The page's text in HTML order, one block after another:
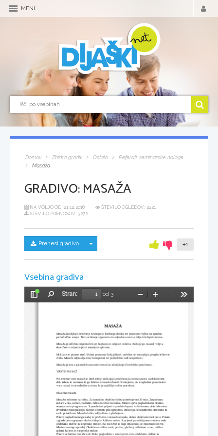
MENI
Domov Zbirka gradiv Ostalo
Referati, seminarske naloge
Masaža
GRADIVO:MASAŽA
NA VOLJO OD: 21.12.2018
ŠTEVILO OGLEDOV: 2221
ŠTEVILO PRENOSOV: 3272
Prenesi gradivo Skrij/prikaži meni +1
Vsebina gradiva
Preklopi
Stran:
od 3
Pomanjšaj
MASAŽA
Masaža izboljšuje delovanje krvnega in limfnega obtoka ter pozitivno vpliva na splošno
psihofizično stanje. Telo se hitreje regenerira in odpadne snovi se lažje izločajo iz telesa.
Masaža je odličen pripomoček pri hujšanju in odpravi celulita. Koža je po masaži voljna,
elastična in odporna proti zunanjim vplivom.
Mišicam se povrne moč. Sklepi postanejo bolj gibljivi, otekline se zmanjšajo, prag bolečine se
zviša. Masaža odpravlja stres in napetost ter posledično tudi nespečnost.
Masaža je ena najstarejših naravnih metod za izboljšanje človeških sposobnosti.
VRSTE MASAŽ
Posamezne vrste masaž se med seboj razlikujejo predvsem po intenzivnosti na določenem
delu telesa in namenu, ki ga želimo z masažo doseči. Svetujemo, da si ogledate posamezne
vrste masaž in se odločite za tisto, ki je najbližje vašim potrebam.
Klasična masaža
Masažo začnemo na hrbtu. Za natančno obdelavo hrbta potrebujemo 30 min. Zmasiramo
mišice vratu, ramen, nadlahti, hrbta do trtice in kolka. Mišice sprva pogladimo in otremo,
segrejemo in pregnetemo. S posebnimi prijemi v predelu lopatic in ledvenem delu hrbtenice
izvedemo manipulacijo. Sklepe s hitrimi gibi ogrejemo, mišice pa še izžamemo, stresemo in
rahlo potolčemo. Masažo hrbta zaključimo z gladenjem.
Potem pogladimo noge zadaj in pričnemo z masažo stopala, dobro obdelamo tudi prste. Potem
z gladenjem ogrejemo skočni sklep in Ahilovo tetivo. S prijemi po običajnem vrstnem redu
obdelamo mečne in stegenske mišice. Ko sta hrbet in nogi zmasirani, se masiranec obrne.
Masiramo nogo spredaj: Obdelamo mišice narti, prstov , gleženj, refleksne cone , mišice
goleni, koleno in stegenske mišice.
Potem se lotimo masaže rok: Roko pogladimo v smeri proti srcu, obdelamo mišice in